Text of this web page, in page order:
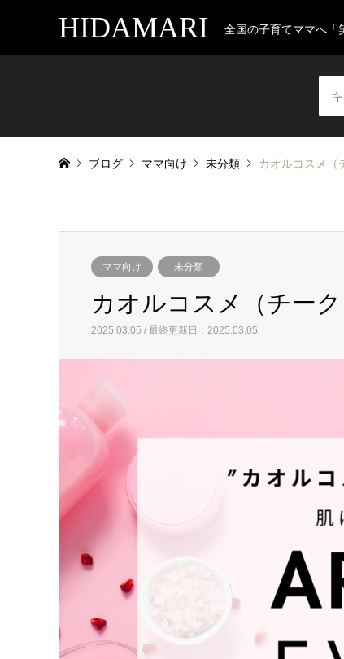
HIDAMARI 全国の子育てママへ「
ブログ ママ向け 未分類 カオルコスメ（
ママ向け 未分類
カオルコスメ（チー
2025.03.05 / 最終更新日：2025.03.05